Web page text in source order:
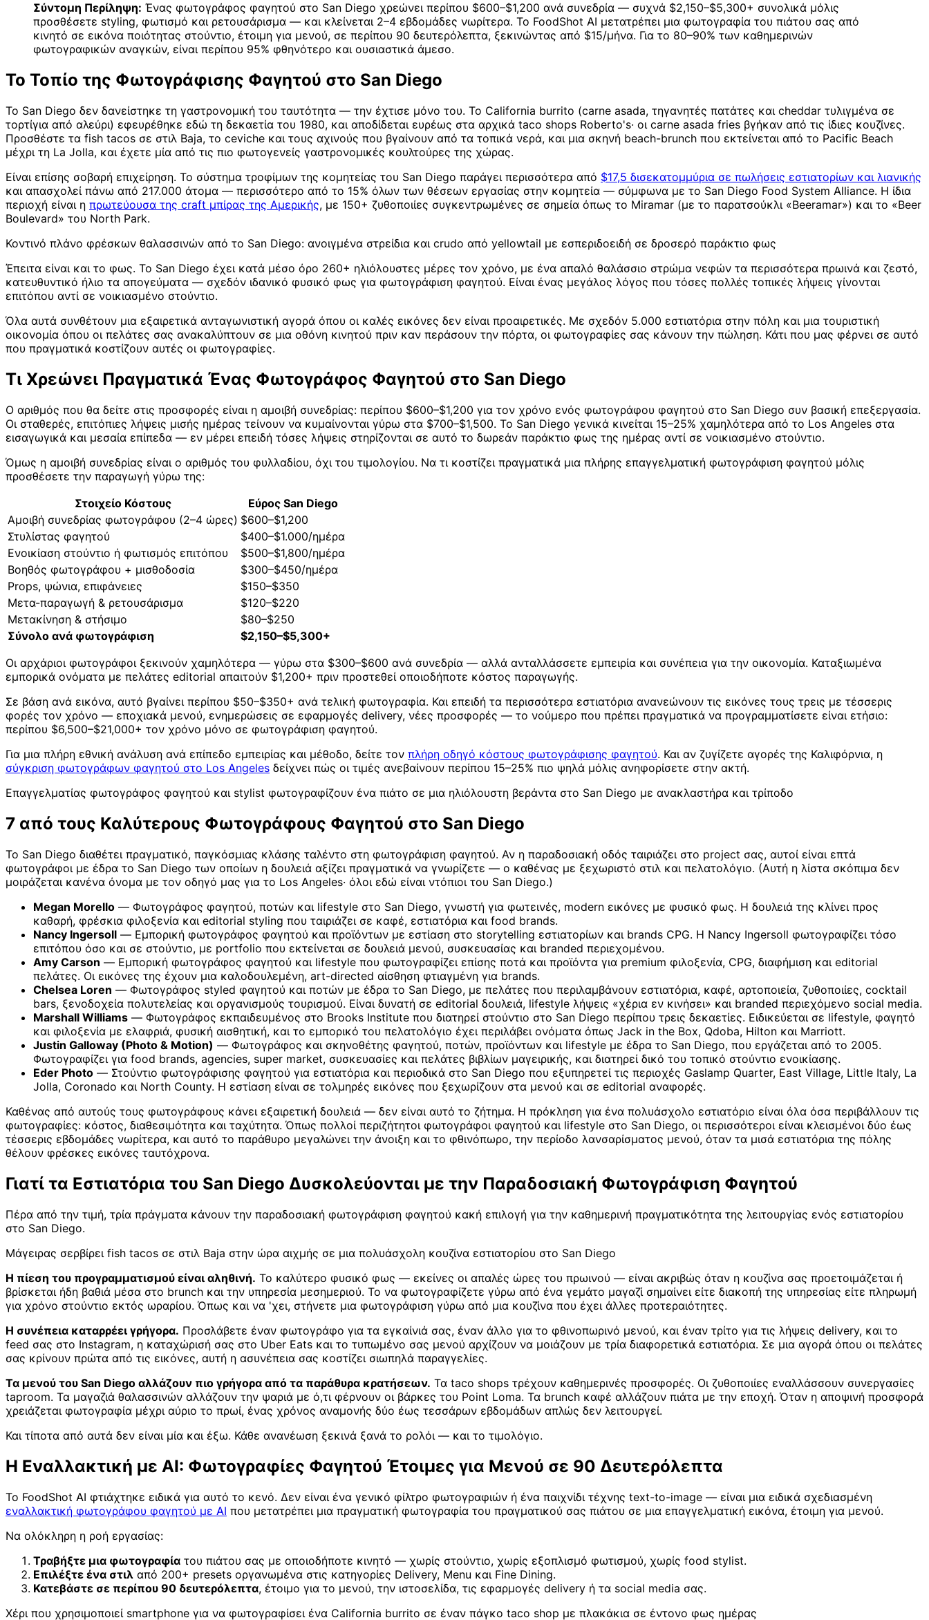
Σύντομη Περίληψη: Ένας φωτογράφος φαγητού στο San Diego χρεώνει περίπου $600–$1,200 ανά συνεδρία — συχνά $2,150–$5,300+ συνολικά μόλις
προσθέσετε styling, φωτισμό και ρετουσάρισμα — και κλείνεται 2–4 εβδομάδες νωρίτερα. Το FoodShot AI μετατρέπει μια φωτογραφία του πιάτου σας από
κινητό σε εικόνα ποιότητας στούντιο, έτοιμη για μενού, σε περίπου 90 δευτερόλεπτα, ξεκινώντας από $15/μήνα. Για το 80–90% των καθημερινών
φωτογραφικών αναγκών, είναι περίπου 95% φθηνότερο και ουσιαστικά άμεσο.
Το Τοπίο της Φωτογράφισης Φαγητού στο San Diego
Το San Diego δεν δανείστηκε τη γαστρονομική του ταυτότητα — την έχτισε μόνο του. Το California burrito (carne asada, τηγανητές πατάτες και cheddar τυλιγμένα σε
τορτίγια από αλεύρι) εφευρέθηκε εδώ τη δεκαετία του 1980, και αποδίδεται ευρέως στα αρχικά taco shops Roberto's· οι carne asada fries βγήκαν από τις ίδιες κουζίνες.
Προσθέστε τα fish tacos σε στιλ Baja, το ceviche και τους αχινούς που βγαίνουν από τα τοπικά νερά, και μια σκηνή beach-brunch που εκτείνεται από το Pacific Beach
μέχρι τη La Jolla, και έχετε μία από τις πιο φωτογενείς γαστρονομικές κουλτούρες της χώρας.
Είναι επίσης σοβαρή επιχείρηση. Το σύστημα τροφίμων της κομητείας του San Diego παράγει περισσότερα από $17,5 δισεκατομμύρια σε πωλήσεις εστιατορίων και λιανικής
και απασχολεί πάνω από 217.000 άτομα — περισσότερο από το 15% όλων των θέσεων εργασίας στην κομητεία — σύμφωνα με το San Diego Food System Alliance. Η ίδια
περιοχή είναι η πρωτεύουσα της craft μπίρας της Αμερικής, με 150+ ζυθοποιίες συγκεντρωμένες σε σημεία όπως το Miramar (με το παρατσούκλι «Beeramar») και το «Beer
Boulevard» του North Park.
Κοντινό πλάνο φρέσκων θαλασσινών από το San Diego: ανοιγμένα στρείδια και crudo από yellowtail με εσπεριδοειδή σε δροσερό παράκτιο φως
Έπειτα είναι και το φως. Το San Diego έχει κατά μέσο όρο 260+ ηλιόλουστες μέρες τον χρόνο, με ένα απαλό θαλάσσιο στρώμα νεφών τα περισσότερα πρωινά και ζεστό,
κατευθυντικό ήλιο τα απογεύματα — σχεδόν ιδανικό φυσικό φως για φωτογράφιση φαγητού. Είναι ένας μεγάλος λόγος που τόσες πολλές τοπικές λήψεις γίνονται
επιτόπου αντί σε νοικιασμένο στούντιο.
Όλα αυτά συνθέτουν μια εξαιρετικά ανταγωνιστική αγορά όπου οι καλές εικόνες δεν είναι προαιρετικές. Με σχεδόν 5.000 εστιατόρια στην πόλη και μια τουριστική
οικονομία όπου οι πελάτες σας ανακαλύπτουν σε μια οθόνη κινητού πριν καν περάσουν την πόρτα, οι φωτογραφίες σας κάνουν την πώληση. Κάτι που μας φέρνει σε αυτό
που πραγματικά κοστίζουν αυτές οι φωτογραφίες.
Τι Χρεώνει Πραγματικά Ένας Φωτογράφος Φαγητού στο San Diego
Ο αριθμός που θα δείτε στις προσφορές είναι η αμοιβή συνεδρίας: περίπου $600–$1,200 για τον χρόνο ενός φωτογράφου φαγητού στο San Diego συν βασική επεξεργασία.
Οι σταθερές, επιτόπιες λήψεις μισής ημέρας τείνουν να κυμαίνονται γύρω στα $700–$1,500. Το San Diego γενικά κινείται 15–25% χαμηλότερα από το Los Angeles στα
εισαγωγικά και μεσαία επίπεδα — εν μέρει επειδή τόσες λήψεις στηρίζονται σε αυτό το δωρεάν παράκτιο φως της ημέρας αντί σε νοικιασμένο στούντιο.
Όμως η αμοιβή συνεδρίας είναι ο αριθμός του φυλλαδίου, όχι του τιμολογίου. Να τι κοστίζει πραγματικά μια πλήρης επαγγελματική φωτογράφιση φαγητού μόλις
προσθέσετε την παραγωγή γύρω της:
Στοιχείο Κόστους
Εύρος San Diego
Αμοιβή συνεδρίας φωτογράφου (2–4 ώρες) $600–$1,200
Στυλίστας φαγητού
$400–$1.000/ημέρα
Ενοικίαση στούντιο ή φωτισμός επιτόπου
$500–$1,800/ημέρα
Βοηθός φωτογράφου + μισθοδοσία
$300–$450/ημέρα
Props, ψώνια, επιφάνειες
$150–$350
Μετα-παραγωγή & ρετουσάρισμα
$120–$220
Μετακίνηση & στήσιμο
$80–$250
Σύνολο ανά φωτογράφιση
$2,150–$5,300+
Οι αρχάριοι φωτογράφοι ξεκινούν χαμηλότερα — γύρω στα $300–$600 ανά συνεδρία — αλλά ανταλλάσσετε εμπειρία και συνέπεια για την οικονομία. Καταξιωμένα
εμπορικά ονόματα με πελάτες editorial απαιτούν $1,200+ πριν προστεθεί οποιοδήποτε κόστος παραγωγής.
Σε βάση ανά εικόνα, αυτό βγαίνει περίπου $50–$350+ ανά τελική φωτογραφία. Και επειδή τα περισσότερα εστιατόρια ανανεώνουν τις εικόνες τους τρεις με τέσσερις
φορές τον χρόνο — εποχιακά μενού, ενημερώσεις σε εφαρμογές delivery, νέες προσφορές — το νούμερο που πρέπει πραγματικά να προγραμματίσετε είναι ετήσιο:
περίπου $6,500–$21,000+ τον χρόνο μόνο σε φωτογράφιση φαγητού.
Για μια πλήρη εθνική ανάλυση ανά επίπεδο εμπειρίας και μέθοδο, δείτε τον πλήρη οδηγό κόστους φωτογράφισης φαγητού. Και αν ζυγίζετε αγορές της Καλιφόρνια, η
σύγκριση φωτογράφων φαγητού στο Los Angeles δείχνει πώς οι τιμές ανεβαίνουν περίπου 15–25% πιο ψηλά μόλις ανηφορίσετε στην ακτή.
Επαγγελματίας φωτογράφος φαγητού και stylist φωτογραφίζουν ένα πιάτο σε μια ηλιόλουστη βεράντα στο San Diego με ανακλαστήρα και τρίποδο
7 από τους Καλύτερους Φωτογράφους Φαγητού στο San Diego
Το San Diego διαθέτει πραγματικό, παγκόσμιας κλάσης ταλέντο στη φωτογράφιση φαγητού. Αν η παραδοσιακή οδός ταιριάζει στο project σας, αυτοί είναι επτά
φωτογράφοι με έδρα το San Diego των οποίων η δουλειά αξίζει πραγματικά να γνωρίζετε — ο καθένας με ξεχωριστό στιλ και πελατολόγιο. (Αυτή η λίστα σκόπιμα δεν
μοιράζεται κανένα όνομα με τον οδηγό μας για το Los Angeles· όλοι εδώ είναι ντόπιοι του San Diego.)
Megan Morello — Φωτογράφος φαγητού, ποτών και lifestyle στο San Diego, γνωστή για φωτεινές, modern εικόνες με φυσικό φως. Η δουλειά της κλίνει προς
καθαρή, φρέσκια φιλοξενία και editorial styling που ταιριάζει σε καφέ, εστιατόρια και food brands.
Nancy Ingersoll — Εμπορική φωτογράφος φαγητού και προϊόντων με εστίαση στο storytelling εστιατορίων και brands CPG. Η Nancy Ingersoll φωτογραφίζει τόσο
επιτόπου όσο και σε στούντιο, με portfolio που εκτείνεται σε δουλειά μενού, συσκευασίας και branded περιεχομένου.
Amy Carson — Εμπορική φωτογράφος φαγητού και lifestyle που φωτογραφίζει επίσης ποτά και προϊόντα για premium φιλοξενία, CPG, διαφήμιση και editorial
πελάτες. Οι εικόνες της έχουν μια καλοδουλεμένη, art-directed αίσθηση φτιαγμένη για brands.
Chelsea Loren — Φωτογράφος styled φαγητού και ποτών με έδρα το San Diego, με πελάτες που περιλαμβάνουν εστιατόρια, καφέ, αρτοποιεία, ζυθοποιίες, cocktail
bars, ξενοδοχεία πολυτελείας και οργανισμούς τουρισμού. Είναι δυνατή σε editorial δουλειά, lifestyle λήψεις «χέρια εν κινήσει» και branded περιεχόμενο social media.
Marshall Williams — Φωτογράφος εκπαιδευμένος στο Brooks Institute που διατηρεί στούντιο στο San Diego περίπου τρεις δεκαετίες. Ειδικεύεται σε lifestyle, φαγητό
και φιλοξενία με ελαφριά, φυσική αισθητική, και το εμπορικό του πελατολόγιο έχει περιλάβει ονόματα όπως Jack in the Box, Qdoba, Hilton και Marriott.
Justin Galloway (Photo & Motion) — Φωτογράφος και σκηνοθέτης φαγητού, ποτών, προϊόντων και lifestyle με έδρα το San Diego, που εργάζεται από το 2005.
Φωτογραφίζει για food brands, agencies, super market, συσκευασίες και πελάτες βιβλίων μαγειρικής, και διατηρεί δικό του τοπικό στούντιο ενοικίασης.
Eder Photo — Στούντιο φωτογράφισης φαγητού για εστιατόρια και περιοδικά στο San Diego που εξυπηρετεί τις περιοχές Gaslamp Quarter, East Village, Little Italy, La
Jolla, Coronado και North County. Η εστίαση είναι σε τολμηρές εικόνες που ξεχωρίζουν στα μενού και σε editorial αναφορές.
Καθένας από αυτούς τους φωτογράφους κάνει εξαιρετική δουλειά — δεν είναι αυτό το ζήτημα. Η πρόκληση για ένα πολυάσχολο εστιατόριο είναι όλα όσα περιβάλλουν τις
φωτογραφίες: κόστος, διαθεσιμότητα και ταχύτητα. Όπως πολλοί περιζήτητοι φωτογράφοι φαγητού και lifestyle στο San Diego, οι περισσότεροι είναι κλεισμένοι δύο έως
τέσσερις εβδομάδες νωρίτερα, και αυτό το παράθυρο μεγαλώνει την άνοιξη και το φθινόπωρο, την περίοδο λανσαρίσματος μενού, όταν τα μισά εστιατόρια της πόλης
θέλουν φρέσκες εικόνες ταυτόχρονα.
Γιατί τα Εστιατόρια του San Diego Δυσκολεύονται με την Παραδοσιακή Φωτογράφιση Φαγητού
Πέρα από την τιμή, τρία πράγματα κάνουν την παραδοσιακή φωτογράφιση φαγητού κακή επιλογή για την καθημερινή πραγματικότητα της λειτουργίας ενός εστιατορίου
στο San Diego.
Μάγειρας σερβίρει fish tacos σε στιλ Baja στην ώρα αιχμής σε μια πολυάσχολη κουζίνα εστιατορίου στο San Diego
Η πίεση του προγραμματισμού είναι αληθινή. Το καλύτερο φυσικό φως — εκείνες οι απαλές ώρες του πρωινού — είναι ακριβώς όταν η κουζίνα σας προετοιμάζεται ή
βρίσκεται ήδη βαθιά μέσα στο brunch και την υπηρεσία μεσημεριού. Το να φωτογραφίζετε γύρω από ένα γεμάτο μαγαζί σημαίνει είτε διακοπή της υπηρεσίας είτε πληρωμή
για χρόνο στούντιο εκτός ωραρίου. Όπως και να 'χει, στήνετε μια φωτογράφιση γύρω από μια κουζίνα που έχει άλλες προτεραιότητες.
Η συνέπεια καταρρέει γρήγορα. Προσλάβετε έναν φωτογράφο για τα εγκαίνιά σας, έναν άλλο για το φθινοπωρινό μενού, και έναν τρίτο για τις λήψεις delivery, και το
feed σας στο Instagram, η καταχώρισή σας στο Uber Eats και το τυπωμένο σας μενού αρχίζουν να μοιάζουν με τρία διαφορετικά εστιατόρια. Σε μια αγορά όπου οι πελάτες
σας κρίνουν πρώτα από τις εικόνες, αυτή η ασυνέπεια σας κοστίζει σιωπηλά παραγγελίες.
Τα μενού του San Diego αλλάζουν πιο γρήγορα από τα παράθυρα κρατήσεων. Τα taco shops τρέχουν καθημερινές προσφορές. Οι ζυθοποιίες εναλλάσσουν συνεργασίες
taproom. Τα μαγαζιά θαλασσινών αλλάζουν την ψαριά με ό,τι φέρνουν οι βάρκες του Point Loma. Τα brunch καφέ αλλάζουν πιάτα με την εποχή. Όταν η αποψινή προσφορά
χρειάζεται φωτογραφία μέχρι αύριο το πρωί, ένας χρόνος αναμονής δύο έως τεσσάρων εβδομάδων απλώς δεν λειτουργεί.
Και τίποτα από αυτά δεν είναι μία και έξω. Κάθε ανανέωση ξεκινά ξανά το ρολόι — και το τιμολόγιο.
Η Εναλλακτική με AI: Φωτογραφίες Φαγητού Έτοιμες για Μενού σε 90 Δευτερόλεπτα
Το FoodShot AI φτιάχτηκε ειδικά για αυτό το κενό. Δεν είναι ένα γενικό φίλτρο φωτογραφιών ή ένα παιχνίδι τέχνης text-to-image — είναι μια ειδικά σχεδιασμένη
εναλλακτική φωτογράφου φαγητού με AI που μετατρέπει μια πραγματική φωτογραφία του πραγματικού σας πιάτου σε μια επαγγελματική εικόνα, έτοιμη για μενού.
Να ολόκληρη η ροή εργασίας:
Τραβήξτε μια φωτογραφία του πιάτου σας με οποιοδήποτε κινητό — χωρίς στούντιο, χωρίς εξοπλισμό φωτισμού, χωρίς food stylist.
Επιλέξτε ένα στιλ από 200+ presets οργανωμένα στις κατηγορίες Delivery, Menu και Fine Dining.
Κατεβάστε σε περίπου 90 δευτερόλεπτα, έτοιμο για το μενού, την ιστοσελίδα, τις εφαρμογές delivery ή τα social media σας.
Χέρι που χρησιμοποιεί smartphone για να φωτογραφίσει ένα California burrito σε έναν πάγκο taco shop με πλακάκια σε έντονο φως ημέρας